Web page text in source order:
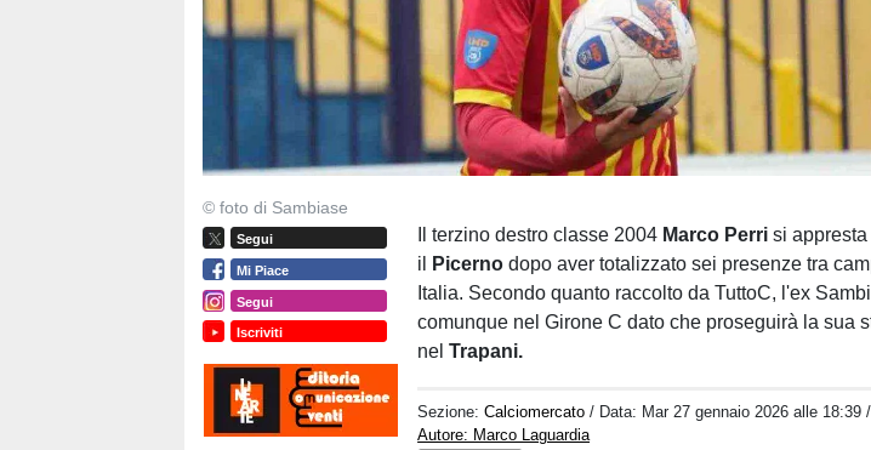
© foto di Sambiase
Segui
Mi Piace
Segui
Iscriviti
Il terzino destro classe 2004 Marco Perri si
il
Picernodopo aver totalizzato sei presenze tra
Italia. Secondo quanto raccolto da TuttoC, l'ex
comunque nel Girone C dato che proseguirà la sua
nelTrapani.
Sezione:Calciomercato / Data: Mar 27 gennaio 2026 alle 18:39
Autore: Marco Laguardia